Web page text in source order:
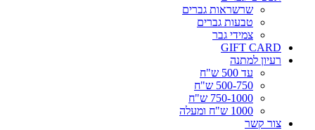
שרשראות גברים
טבעות גברים
צמידי גבר
GIFT CARD
רעיון למתנה
עד 500 ש"ח
500-750 ש"ח
750-1000 ש"ח
1000 ש"ח ומעלה
צור קשר